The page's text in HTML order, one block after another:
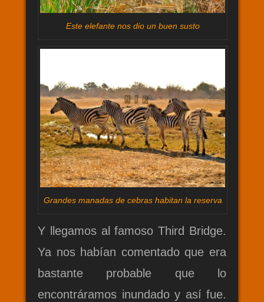
Este elefante nos dio un buen susto
Grandes manadas de cebras habitan la reserva
Y llegamos al famoso Third Bridge.
Ya nos habían comentado que era
bastante probable que lo
encontráramos inundado y así fue.